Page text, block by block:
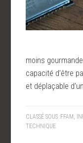
moins
capacité d’être
et déplaçable
CLASSÉ SOUS :FFAM,
TECHNIQUE